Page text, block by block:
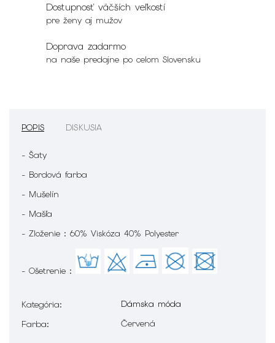
Dostupnosť väčších veľkostí
pre ženy aj mužov
Doprava zadarmo
na naše predajne po celom Slovensku
POPIS DISKUSIA
- Šaty
- Bordová farba
- Mušelín
- Mašľa
- Zloženie : 60% Viskóza 40% Polyester
- Ošetrenie :
Kategória:
Dámska móda
Farba: Červená